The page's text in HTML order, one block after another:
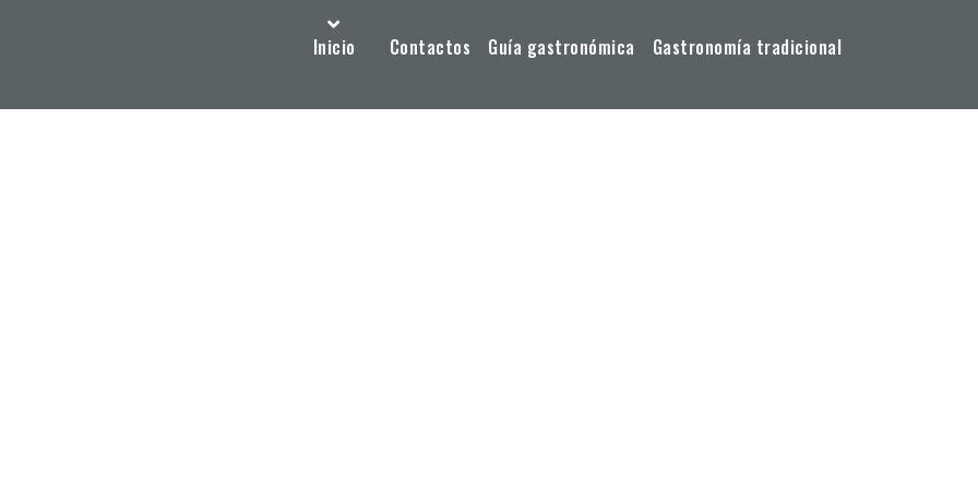
Inicio Contactos Guía gastronómica Gastronomía tradicional